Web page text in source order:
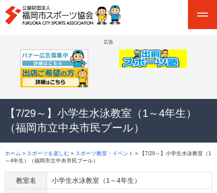
広告
【7/29～】小学生水泳教室（1～4年生）
（福岡市立中央市民プール）
ホーム > スポーツを楽しむ > スポーツ教室・イベント > 【7/29～】小学生水泳教室（1
～4年生）（福岡市立中央市民プール）
教室名 小学生水泳教室（1～4年生）